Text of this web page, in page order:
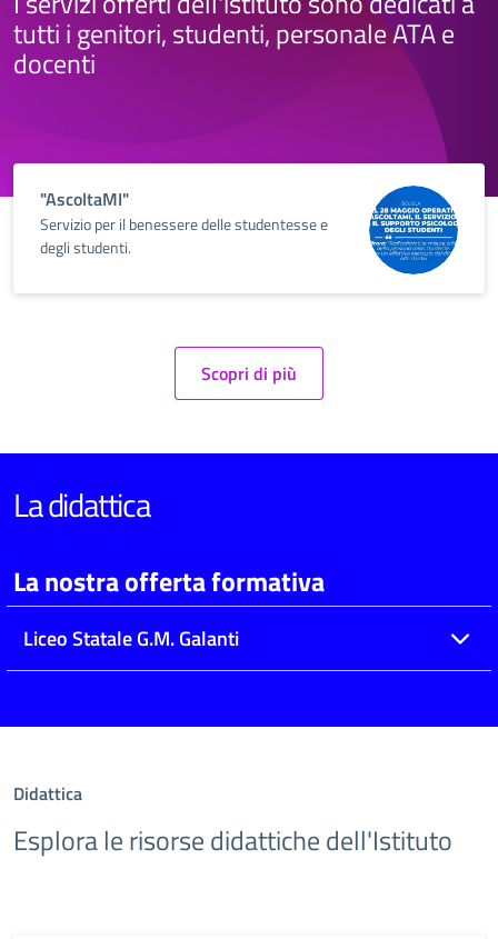
tutti i genitori, studenti, personale ATA e
docenti
"AscoltaMI"
Servizio per il benessere delle studentesse e
degli studenti.
Scopri di più
La didattica
La nostra offerta formativa
Liceo Statale G.M. Galanti
Didattica
Esplora le risorse didattiche dell'Istituto